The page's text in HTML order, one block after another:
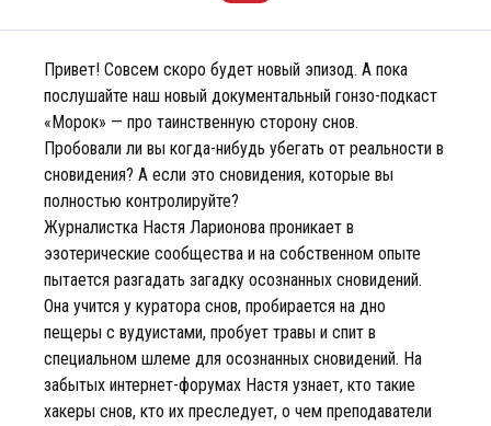
Привет! Совсем скоро будет новый эпизод. А пока
послушайте наш новый документальный гонзо-подкаст
«Морок» — про таинственную сторону снов.
Пробовали ли вы когда-нибудь убегать от реальности в
сновидения? А если это сновидения, которые вы
полностью контролируйте?
Журналистка Настя Ларионова проникает в
эзотерические сообщества и на собственном опыте
пытается разгадать загадку осознанных сновидений.
Она учится у куратора снов, пробирается на дно
пещеры с вудуистами, пробует травы и спит в
специальном шлеме для осознанных сновидений. На
забытых интернет-форумах Настя узнает, кто такие
хакеры снов, кто их преследует, о чем преподаватели